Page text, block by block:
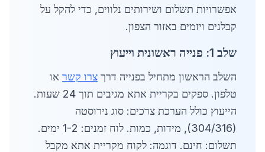
אפשרויות תשלום ושירותים נלווים, כדי להקל על
קבלנים ויזמים באזור הצפון.
שלב 1: פנייה ראשונית וייעוץ
השלב הראשון מתחיל בפנייה דרך צרו קשר או
טלפון. ספקים בקריית אתא מגיבים תוך 24 שעות.
הייעוץ כולל הערכת צרכים: סוג נירוסטה
(304/316), מידות, כמות. לוח זמנים: 1-2 ימים.
תשלום: חינם. דוגמה: לקוח מקריית אתא מקבל